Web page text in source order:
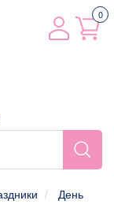
0
День